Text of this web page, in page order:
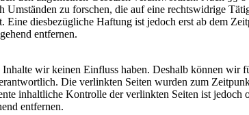
zu forschen, die auf eine rechtswidrige
diesbezügliche Haftung ist jedoch erst ab dem
entfernen.
wir keinen Einfluss haben. Deshalb können wir
Die verlinkten Seiten wurden zum
inhaltliche Kontrolle der verlinkten Seiten ist jedoch
entfernen.